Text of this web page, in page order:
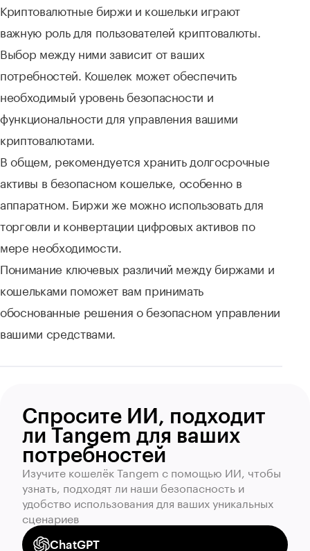
Криптовалютные биржи и кошельки играют
важную роль для пользователей криптовалюты.
Выбор между ними зависит от ваших
потребностей. Кошелек может обеспечить
необходимый уровень безопасности и
функциональности для управления вашими
криптовалютами.
В общем, рекомендуется хранить долгосрочные
активы в безопасном кошельке, особенно в
аппаратном. Биржи же можно использовать для
торговли и конвертации цифровых активов по
мере необходимости.
Понимание ключевых различий между биржами и
кошельками поможет вам принимать
обоснованные решения о безопасном управлении
вашими средствами.
Спросите ИИ, подходит
ли Tangem для ваших
потребностей
Изучите кошелёк Tangem с помощью ИИ, чтобы
узнать, подходят ли наши безопасность и
удобство использования для ваших уникальных
сценариев
ChatGPT